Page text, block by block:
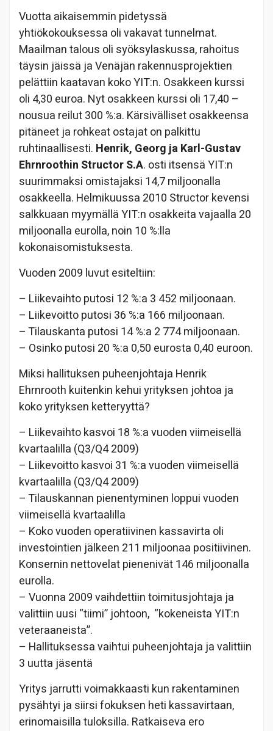
Vuotta aikaisemmin pidetyssä
yhtiökokouksessa oli vakavat tunnelmat.
Maailman talous oli syöksylaskussa, rahoitus
täysin jäissä ja Venäjän rakennusprojektien
pelättiin kaatavan koko YIT:n. Osakkeen kurssi
oli 4,30 euroa. Nyt osakkeen kurssi oli 17,40 –
nousua reilut 300 %:a. Kärsivälliset osakkeensa
pitäneet ja rohkeat ostajat on palkittu
ruhtinaallisesti. Henrik, Georg ja Karl-Gustav
Ehrnroothin Structor S.A. osti itsensä YIT:n
suurimmaksi omistajaksi 14,7 miljoonalla
osakkeella. Helmikuussa 2010 Structor kevensi
salkkuaan myymällä YIT:n osakkeita vajaalla 20
miljoonalla eurolla, noin 10 %:lla
kokonaisomistuksesta.
Vuoden 2009 luvut esiteltiin:
– Liikevaihto putosi 12 %:a 3 452 miljoonaan.
– Liikevoitto putosi 36 %:a 166 miljoonaan.
– Tilauskanta putosi 14 %:a 2 774 miljoonaan.
– Osinko putosi 20 %:a 0,50 eurosta 0,40 euroon.
Miksi hallituksen puheenjohtaja Henrik
Ehrnrooth kuitenkin kehui yrityksen johtoa ja
koko yrityksen ketteryyttä?
– Liikevaihto kasvoi 18 %:a vuoden viimeisellä
kvartaalilla (Q3/Q4 2009)
– Liikevoitto kasvoi 31 %:a vuoden viimeisellä
kvartaalilla (Q3/Q4 2009)
– Tilauskannan pienentyminen loppui vuoden
viimeisellä kvartaalilla
– Koko vuoden operatiivinen kassavirta oli
investointien jälkeen 211 miljoonaa positiivinen.
Konsernin nettovelat pienenivät 146 miljoonalla
eurolla.
– Vuonna 2009 vaihdettiin toimitusjohtaja ja
valittiin uusi “tiimi” johtoon, “kokeneista YIT:n
veteraaneista”.
– Hallituksessa vaihtui puheenjohtaja ja valittiin
3 uutta jäsentä
Yritys jarrutti voimakkaasti kun rakentaminen
pysähtyi ja siirsi fokuksen heti kassavirtaan,
erinomaisilla tuloksilla. Ratkaiseva ero